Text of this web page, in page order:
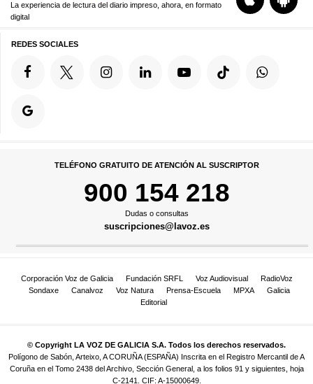
La experiencia de lectura del diario impreso, ahora, en formato
digital
REDES SOCIALES
TELÉFONO GRATUITO DE ATENCIÓN AL SUSCRIPTOR
900 154 218
Dudas o consultas
suscripciones@lavoz.es
Corporación Voz de Galicia Fundación SRFL Voz Audiovisual
RadioVoz
Sondaxe
Canalvoz Voz Natura Prensa-Escuela MPXA
Galicia
Editorial
© Copyright LA VOZ DE GALICIA S.A. Todos los derechos reservados.
Polígono de Sabón, Arteixo, A CORUÑA (ESPAÑA) Inscrita en el Registro Mercantil de A
Coruña en el Tomo 2438 del Archivo, Sección General, a los folios 91 y siguientes, hoja
C-2141. CIF: A-15000649.